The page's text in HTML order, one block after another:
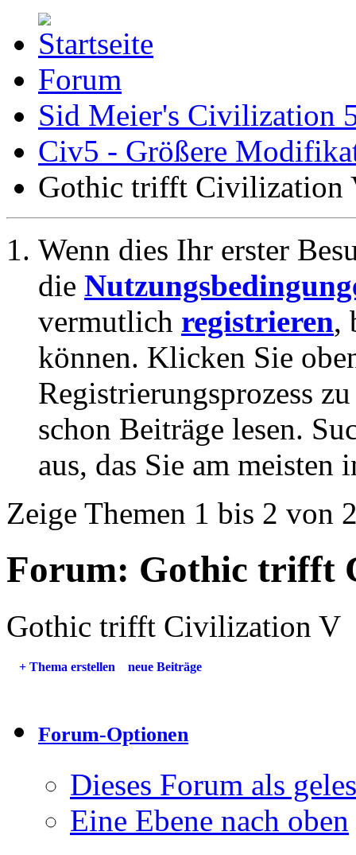
Forum
Sid Meier's Civilization
Civ5 - Größere
Gothic trifft Civilization
Wenn dies Ihr erster
die
vermutlich registrieren,
können. Klicken Sie
Registrierungsprozess
schon Beiträge lesen.
aus, das Sie am meisten
Zeige Themen 1 bis 2 von
Forum: Gothic trifft
Gothic trifft Civilization V
+ Thema erstellen neue Beiträge
Forum-Optionen
Dieses Forum als
Eine Ebene nach oben